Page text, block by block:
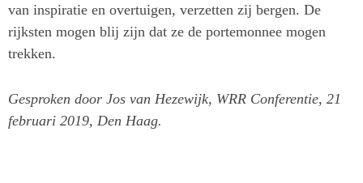
van inspiratie en overtuigen, verzetten zij bergen. De
rijksten mogen blij zijn dat ze de portemonnee mogen
trekken.
Gesproken door Jos van Hezewijk, WRR Conferentie, 21
februari 2019, Den Haag.